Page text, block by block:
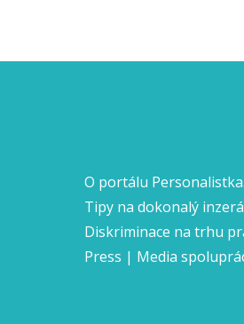
O portálu
Tipy na dokonalý
Diskriminace na trhu
Press | Media